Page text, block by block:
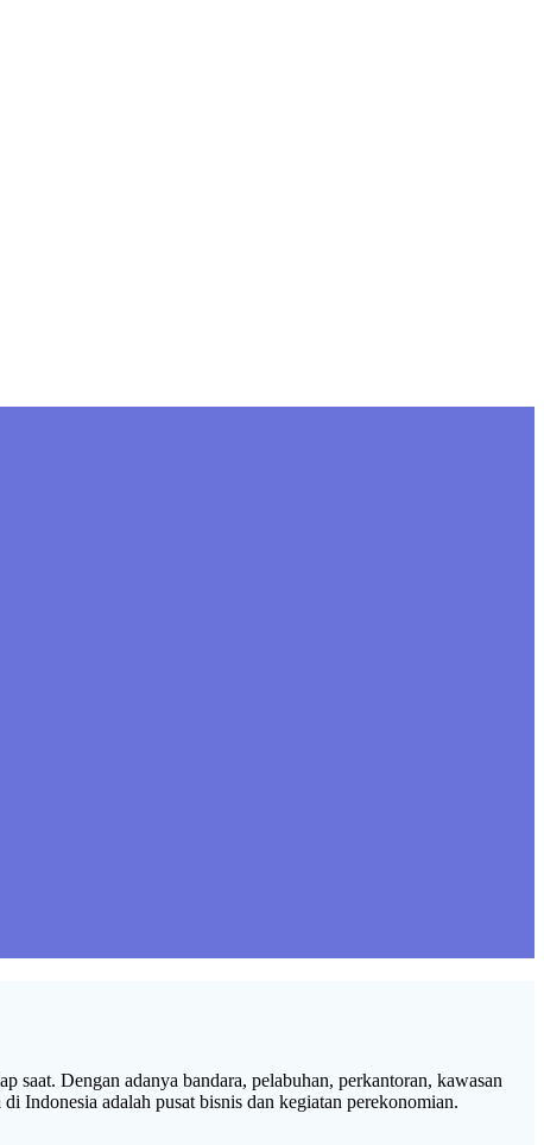
Dengan adanya bandara, pelabuhan, perkantoran, kawasan
Indonesia adalah pusat bisnis dan kegiatan perekonomian.